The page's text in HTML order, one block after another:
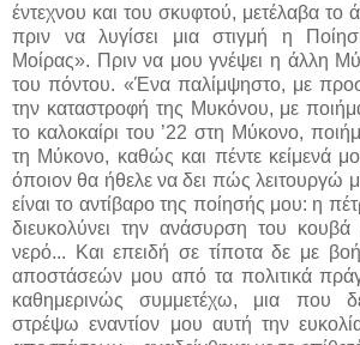
έντεχνου και του σκυφτού, μετέλαβα
πριν να λυγίσει μια στιγμή η
Μοίρας». Πριν να μου γνέψει η άλλη
του πόντου. «Ένα παλίμψηστο, με
την καταστροφή της Μυκόνου, με
το καλοκαίρι του ’22 στη Μύκονο,
τη Μύκονο, καθώς και πέντε κείμενά
όποιον θα ήθελε να δει πώς λειτουργώ
είναι το αντίβαρο της ποίησής μου: η
διευκολύνει την ανάσυρση του κουβά
νερό... Και επειδή σε τίποτα δε με
αποστάσεών μου από τα πολιτικά
καθημερινώς συμμετέχω, μια που
στρέψω εναντίον μου αυτή την